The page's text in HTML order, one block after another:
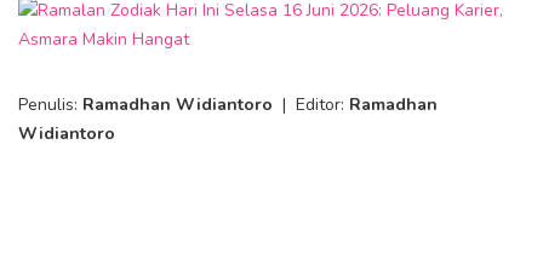
Penulis: Ramadhan Widiantoro | Editor: Ramadhan
Widiantoro